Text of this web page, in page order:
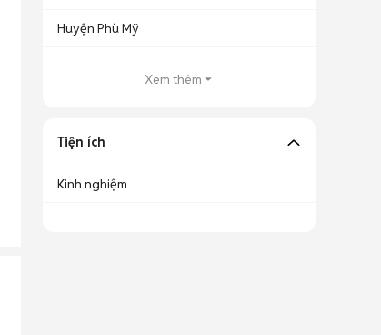
Huyện Phù Mỹ
Xem thêm
Tiện ích
Kinh nghiệm